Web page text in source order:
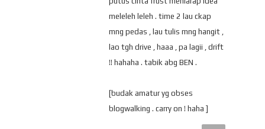
meleleh leleh . time 2 lau ckap
mng pedas , lau tulis mng hangit ,
lao tgh drive , haaa , pa lagii , drift
!! hahaha . tabik abg BEN .
[budak amatur yg obses
blogwalking . carry on ! haha ]